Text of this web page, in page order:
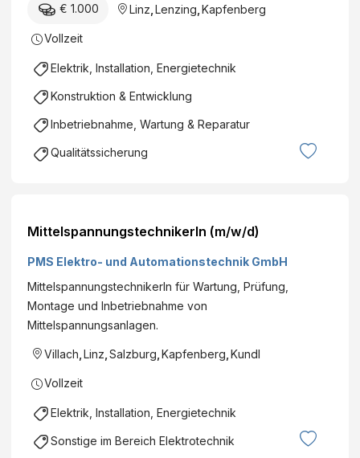
€ 1.000 Linz Lenzing Kapfenberg
Vollzeit
Elektrik, Installation, Energietechnik
Konstruktion & Entwicklung
Inbetriebnahme, Wartung & Reparatur
Qualitätssicherung
MittelspannungstechnikerIn (m/w/d)
PMS Elektro- und Automationstechnik GmbH
MittelspannungstechnikerIn für Wartung, Prüfung,
Montage und Inbetriebnahme von
Mittelspannungsanlagen.
Villach Linz Salzburg Kapfenberg Kundl
Vollzeit
Elektrik, Installation, Energietechnik
Sonstige im Bereich Elektrotechnik